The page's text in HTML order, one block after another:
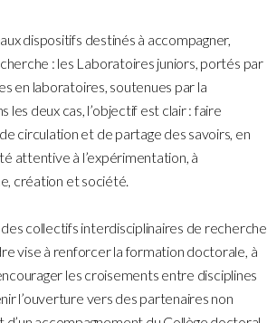
dispositifs destinés à accompagner,
: les Laboratoires juniors, portés par
en laboratoires, soutenues par la
deux cas, l’objectif est clair : faire
circulation et de partage des savoirs, en
attentive à l’expérimentation, à
création et société.
collectifs interdisciplinaires de recherche
vise à renforcer la formation doctorale, à
les croisements entre disciplines
l’ouverture vers des partenaires non